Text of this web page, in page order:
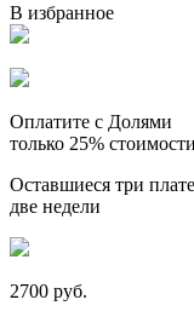
В избранное
Оплатите с Долями
только 25%
Оставшиеся три
две недели
2700 руб.